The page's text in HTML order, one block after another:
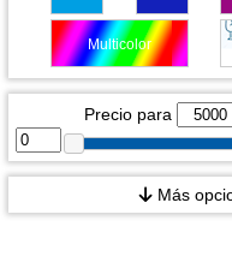
Multicolor
Precio para
Más